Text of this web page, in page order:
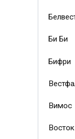
Би Би
Бифри
Вимос